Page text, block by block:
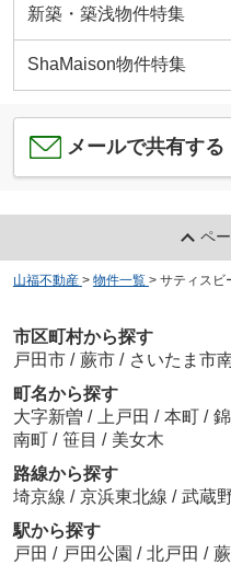
新築・築浅物件特集
ShaMaison物件特集
メールで共有する
ペ
山福不動産 > 物件一覧 > サティスビ
市区町村から探す
戸田市 / 蕨市 / さいたま市
町名から探す
大字新曽 / 上戸田 / 本町 /
南町 / 笹目 / 美女木
路線から探す
埼京線 / 京浜東北線 / 武蔵
駅から探す
戸田 / 戸田公園 / 北戸田 / 蕨